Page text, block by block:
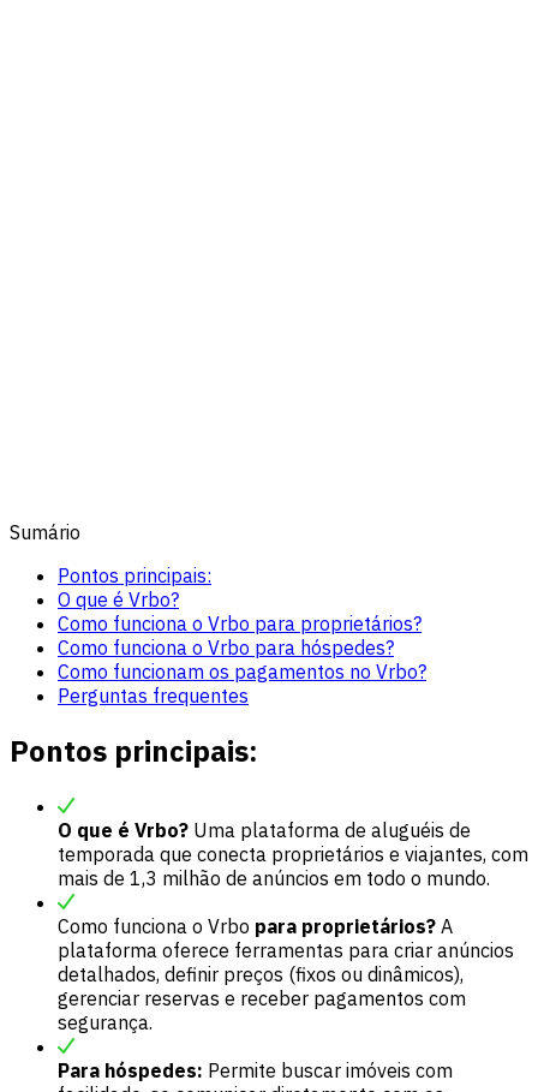
Sumário
Pontos principais:
O que é Vrbo?
Como funciona o Vrbo para proprietários?
Como funciona o Vrbo para hóspedes?
Como funcionam os pagamentos no Vrbo?
Perguntas frequentes
Pontos principais:
O que é Vrbo? Uma plataforma de aluguéis de
temporada que conecta proprietários e viajantes, com
mais de 1,3 milhão de anúncios em todo o mundo.
Como funciona o Vrbo para proprietários? A
plataforma oferece ferramentas para criar anúncios
detalhados, definir preços (fixos ou dinâmicos),
gerenciar reservas e receber pagamentos com
segurança.
Para hóspedes: Permite buscar imóveis com